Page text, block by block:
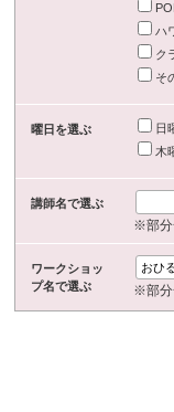
ハ
ク
そ
曜日を選ぶ 日
木
講師名で選ぶ
※部分
ワークショッ
プ名で選ぶ
※部分